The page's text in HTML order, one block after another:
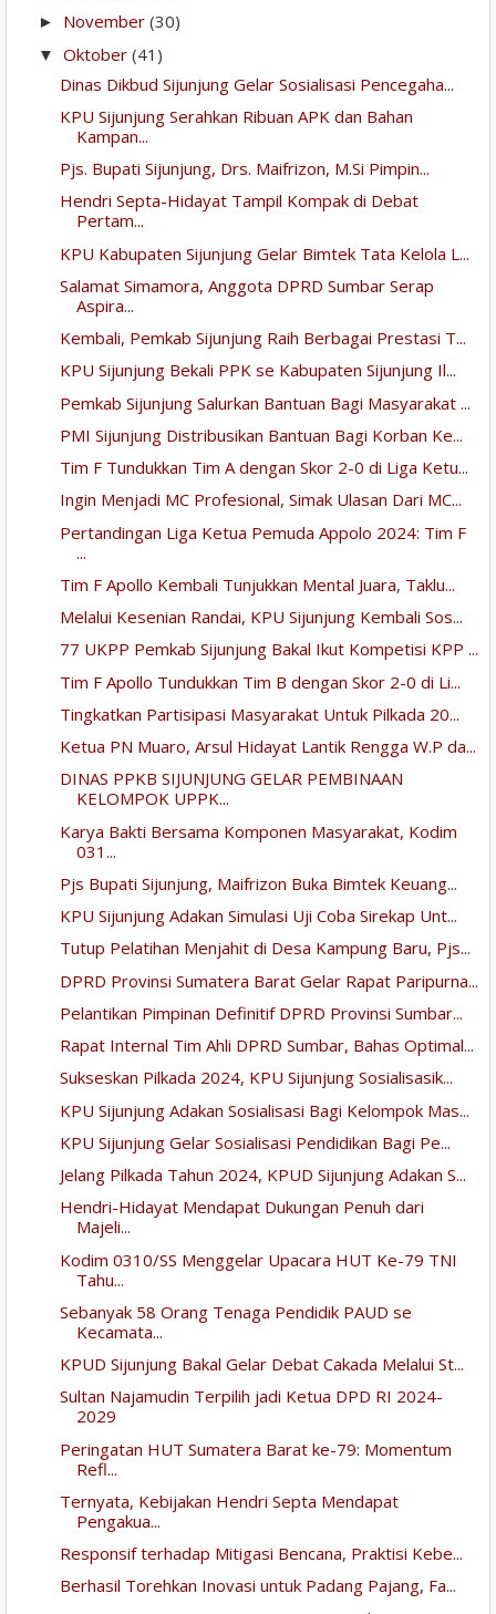
► November (30)
▼ Oktober (41)
Dinas Dikbud Sijunjung Gelar Sosialisasi Pencegaha...
KPU Sijunjung Serahkan Ribuan APK dan Bahan
Kampan...
Pjs. Bupati Sijunjung, Drs. Maifrizon, M.Si Pimpin...
Hendri Septa-Hidayat Tampil Kompak di Debat
Pertam...
KPU Kabupaten Sijunjung Gelar Bimtek Tata Kelola L...
Salamat Simamora, Anggota DPRD Sumbar Serap
Aspira...
Kembali, Pemkab Sijunjung Raih Berbagai Prestasi T...
KPU Sijunjung Bekali PPK se Kabupaten Sijunjung Il...
Pemkab Sijunjung Salurkan Bantuan Bagi Masyarakat ...
PMI Sijunjung Distribusikan Bantuan Bagi Korban Ke...
Tim F Tundukkan Tim A dengan Skor 2-0 di Liga Ketu...
Ingin Menjadi MC Profesional, Simak Ulasan Dari MC...
Pertandingan Liga Ketua Pemuda Appolo 2024: Tim F
...
Tim F Apollo Kembali Tunjukkan Mental Juara, Taklu...
Melalui Kesenian Randai, KPU Sijunjung Kembali Sos...
77 UKPP Pemkab Sijunjung Bakal Ikut Kompetisi KPP ...
Tim F Apollo Tundukkan Tim B dengan Skor 2-0 di Li...
Tingkatkan Partisipasi Masyarakat Untuk Pilkada 20...
Ketua PN Muaro, Arsul Hidayat Lantik Rengga W.P da...
DINAS PPKB SIJUNJUNG GELAR PEMBINAAN
KELOMPOK UPPK...
Karya Bakti Bersama Komponen Masyarakat, Kodim
031...
Pjs Bupati Sijunjung, Maifrizon Buka Bimtek Keuang...
KPU Sijunjung Adakan Simulasi Uji Coba Sirekap Unt...
Tutup Pelatihan Menjahit di Desa Kampung Baru, Pjs...
DPRD Provinsi Sumatera Barat Gelar Rapat Paripurna...
Pelantikan Pimpinan Definitif DPRD Provinsi Sumbar...
Rapat Internal Tim Ahli DPRD Sumbar, Bahas Optimal...
Sukseskan Pilkada 2024, KPU Sijunjung Sosialisasik...
KPU Sijunjung Adakan Sosialisasi Bagi Kelompok Mas...
KPU Sijunjung Gelar Sosialisasi Pendidikan Bagi Pe...
Jelang Pilkada Tahun 2024, KPUD Sijunjung Adakan S...
Hendri-Hidayat Mendapat Dukungan Penuh dari
Majeli...
Kodim 0310/SS Menggelar Upacara HUT Ke-79 TNI
Tahu...
Sebanyak 58 Orang Tenaga Pendidik PAUD se
Kecamata...
KPUD Sijunjung Bakal Gelar Debat Cakada Melalui St...
Sultan Najamudin Terpilih jadi Ketua DPD RI 2024-
2029
Peringatan HUT Sumatera Barat ke-79: Momentum
Refl...
Ternyata, Kebijakan Hendri Septa Mendapat
Pengakua...
Responsif terhadap Mitigasi Bencana, Praktisi Kebe...
Berhasil Torehkan Inovasi untuk Padang Pajang, Fa...